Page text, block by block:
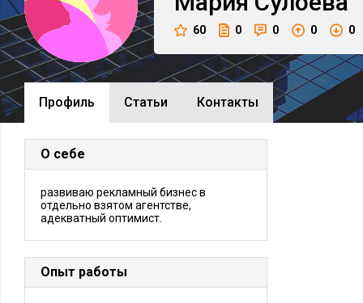
60 0 0 0 0
Профиль Cтатьи Контакты
О себе
развиваю рекламный бизнес в
отдельно взятом агентстве,
адекватный оптимист.
Опыт работы